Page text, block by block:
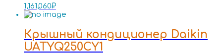
1,161,060₽
Крышный кондиционер Daikin
UATYQ250CY1